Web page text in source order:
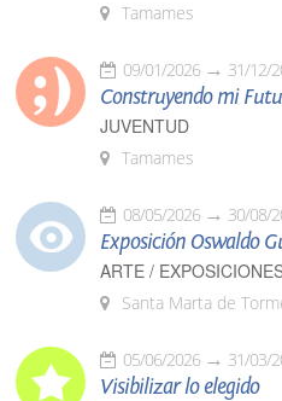
Tamames
09/01/2026 31/12/
Construyendo mi
JUVENTUD
Tamames
08/05/2026 30/08/
Exposición Oswaldo
ARTE /
Santa Marta de
05/06/2026 31/03/
Visibilizar lo elegido